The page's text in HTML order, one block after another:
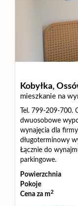
Kobyłka,
mieszkanie na
Tel. 799-209-700.
dwuosobowe
wynajęcia dla
długoterminowy
Łącznie do
parkingowe.
Powierzchnia
Pokoje
Cena za m2